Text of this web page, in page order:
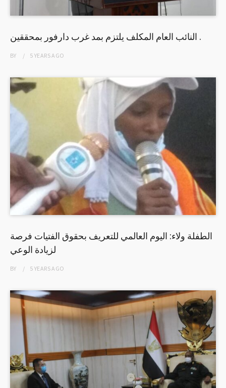
النائب العام المكلف يلتزم بمد غرب دارفور بمحققين .
BY 5 YEARSAGO
الطفلة ولاء: اليوم العالمي للتعريف بحقوق الفتيات فرصة
لزيادة الوعي
BY 5 YEARSAGO